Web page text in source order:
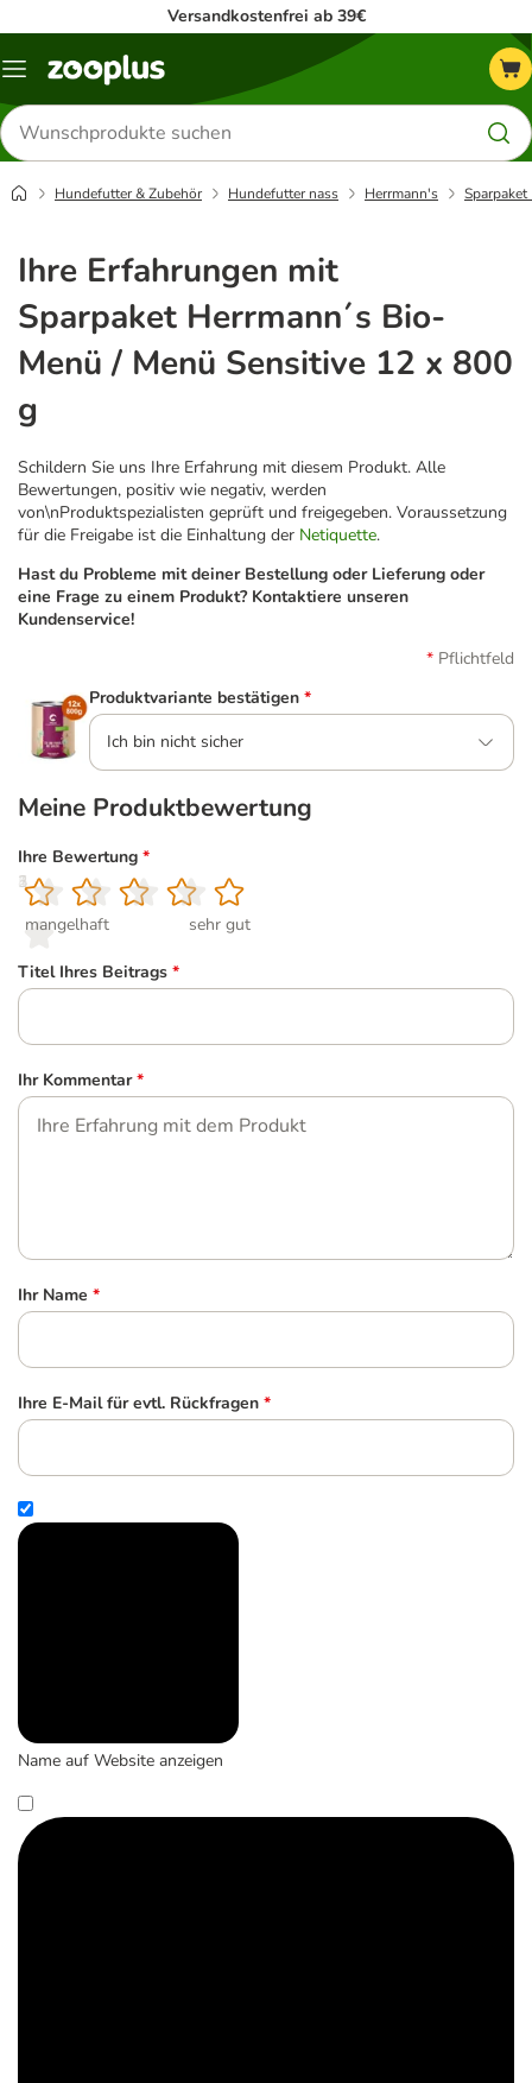
Versandkostenfrei ab 39€
Menü
Produkte
suchen
Hundefutter & Zubehör Hundefutter nass Herrmann's
Ihre Erfahrungen mit
Sparpaket Herrmann´s Bio-
Menü / Menü Sensitive 12 x 800
g
Schildern Sie uns Ihre Erfahrung mit diesem Produkt. Alle
Bewertungen, positiv wie negativ, werden
von\nProduktspezialisten geprüft und freigegeben. Voraussetzung
für die Freigabe ist die Einhaltung der Netiquette.
Hast du Probleme mit deiner Bestellung oder Lieferung oder
eine Frage zu einem Produkt? Kontaktiere unseren
Kundenservice!
Pflichtfeld
Produktvariante bestätigen *
Ich bin nicht sicher
Meine Produktbewertung
Ihre Bewertung *
1
mangelhaft
2
3
4
5
sehr gut
Titel Ihres Beitrags *
Ihr Kommentar *
Ihr Name *
Ihre E-Mail für evtl. Rückfragen *
Name auf Website anzeigen